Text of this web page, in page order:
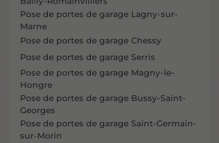
Pose de portes de garage Lagny-sur-
Marne
Pose de portes de garage Chessy
Pose de portes de garage Serris
Pose de portes de garage Magny-le-
Hongre
Pose de portes de garage Bussy-Saint-
Georges
Pose de portes de garage Saint-Germain-
sur-Morin